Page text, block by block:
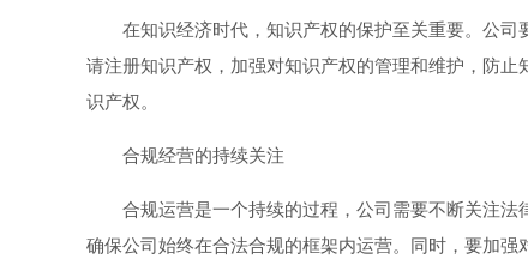
在知识经济时代，知识产权的保护至关重要。公
请注册知识产权，加强对知识产权的管理和维护，防
识产权。
合规经营的持续关注
合规运营是一个持续的过程，公司需要不断关注法
确保公司始终在合法合规的框架内运营。同时，要加